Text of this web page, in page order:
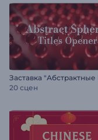
Заставка
20 сцен